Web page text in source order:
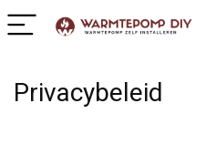
Privacybeleid